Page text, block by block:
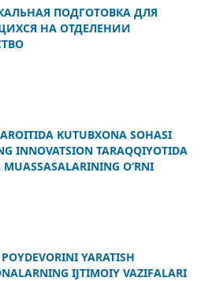
ПОДГОТОВКА ДЛЯ
НА ОТДЕЛЕНИИ
KUTUBXONA SOHASI
INNOVATSION TARAQQIYOTIDA
O‘RNI
YARATISH
IJTIMOIY VAZIFALARI